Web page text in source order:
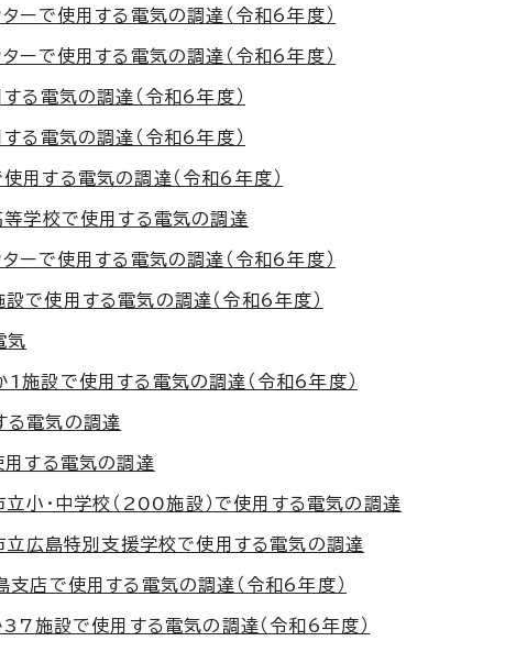
ーで使用する電気の調達（令和6年度）
ーで使用する電気の調達（令和6年度）
る電気の調達（令和6年度）
る電気の調達（令和6年度）
用する電気の調達（令和6年度）
等学校で使用する電気の調達
ーで使用する電気の調達（令和6年度）
で使用する電気の調達（令和6年度）
気
1施設で使用する電気の調達（令和6年度）
る電気の調達
用する電気の調達
立小・中学校（200施設）で使用する電気の調達
立広島特別支援学校で使用する電気の調達
支店で使用する電気の調達（令和6年度）
施設で使用する電気の調達（令和6年度）